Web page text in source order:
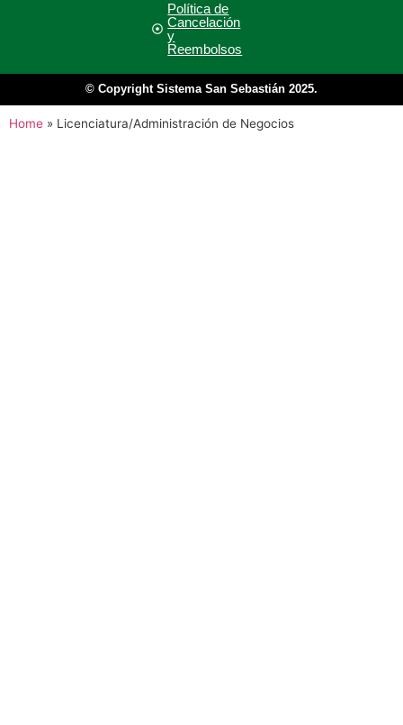
Política de
Cancelación
y
Reembolsos
© Copyright Sistema San Sebastián 2025.
Home » Licenciatura/Administración de Negocios